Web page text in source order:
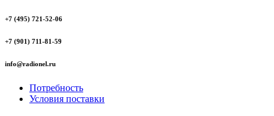
+7 (495) 721-52-06
+7 (901) 711-81-59
info@radionel.ru
Потребность
Условия поставки